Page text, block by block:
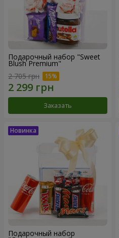
Подарочный набор "Sweet
Blush Premium"
2 705 грн
Заказать
Подарочный набор